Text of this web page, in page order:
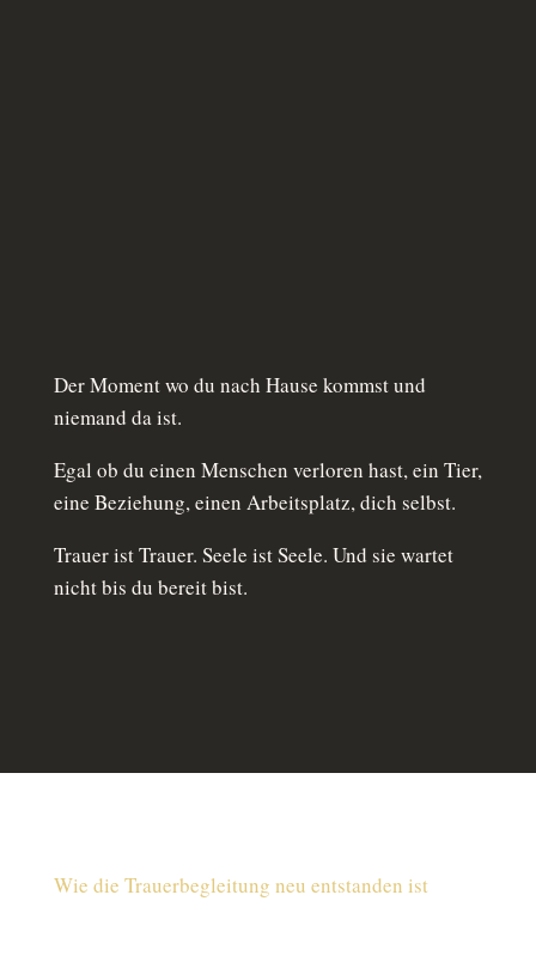
Der Moment wo du nach Hause kommst und
niemand da ist.
Egal ob du einen Menschen verloren hast, ein Tier,
eine Beziehung, einen Arbeitsplatz, dich selbst.
Trauer ist Trauer. Seele ist Seele. Und sie wartet
nicht bis du bereit bist.
Wie die Trauerbegleitung neu entstanden ist